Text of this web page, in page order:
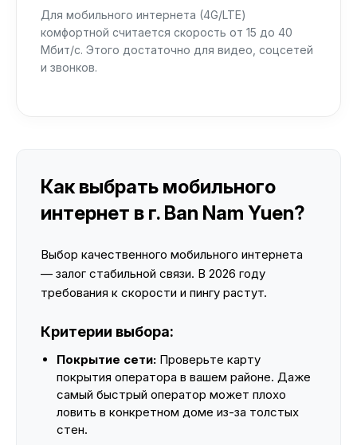
Для мобильного интернета (4G/LTE)
комфортной считается скорость от 15 до 40
Мбит/с. Этого достаточно для видео, соцсетей
и звонков.
Как выбрать мобильного
интернет в г. Ban Nam Yuen?
Выбор качественного мобильного интернета
— залог стабильной связи. В 2026 году
требования к скорости и пингу растут.
Критерии выбора:
Покрытие сети: Проверьте карту
покрытия оператора в вашем районе. Даже
самый быстрый оператор может плохо
ловить в конкретном доме из-за толстых
стен.